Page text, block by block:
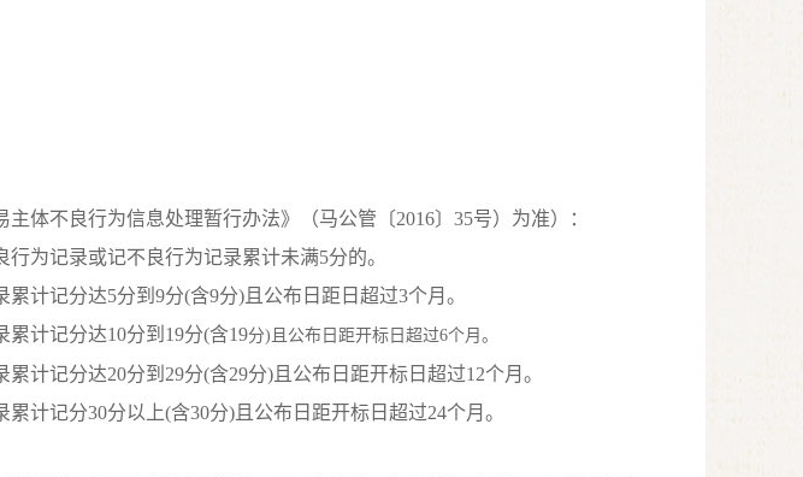
体不良行为信息处理暂行办法》（马公管〔2016〕35号）为准）：
为记录或记不良行为记录累计未满5分的。
计记分达5分到9分(含9分)且公布日距日超过3个月。
计记分达10分到19分(含19分) 且公布日距开标日超过6个月。
计记分达20分到29分(含29分)且公布日距开标日超过12个月。
计记分30分以上(含30分)且公布日距开标日超过24个月。